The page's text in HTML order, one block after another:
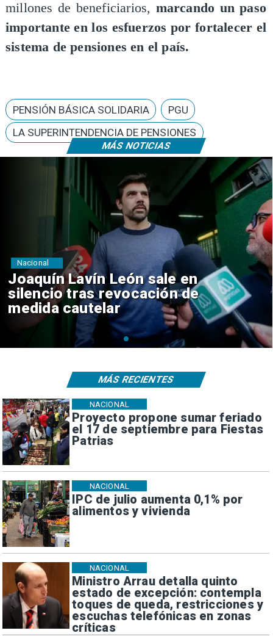
MÁS NOTICIAS
millones de beneficiarios, marcando un paso
importante en los esfuerzos por fortalecer el
sistema de pensiones en el país.
PENSIÓN BÁSICA SOLIDARIA
PGU
​LA SUPERINTENDENCIA DE PENSIONES
Chile y Venezuela formalizan
reinicio de relaciones
consulares
Nacional
Proyecto propone sumar feriado
el 17 de septiembre para Fiestas
Patrias
NACIONAL
IPC de julio aumenta 0,1% por
alimentos y vivienda
NACIONAL
Ministro Arrau detalla quinto
estado de excepción: contempla
toques de queda, restricciones y
escuchas telefónicas en zonas
críticas
NACIONAL
MÁS RECIENTES